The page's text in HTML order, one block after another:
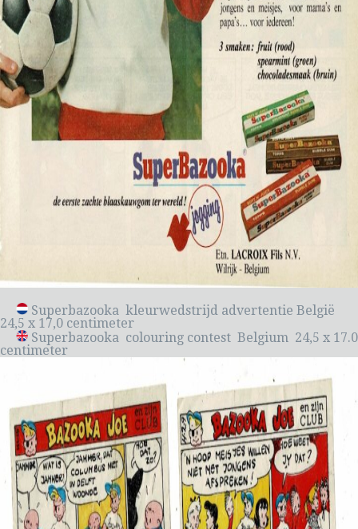
Superbazooka kleurwedstrijd advertentie België
24,5 x 17,0 centimeter
Superbazooka colouring contest Belgium 24,5 x 17.0
centimeter